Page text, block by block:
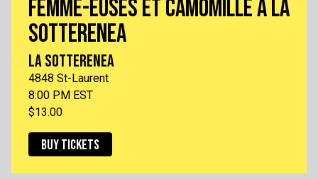
FEMME-EUSES ET CAMOMILLE À LA
SOTTERENEA
LA SOTTERENEA
4848 St-Laurent
8:00 PM EST
$13.00
BUY TICKETS